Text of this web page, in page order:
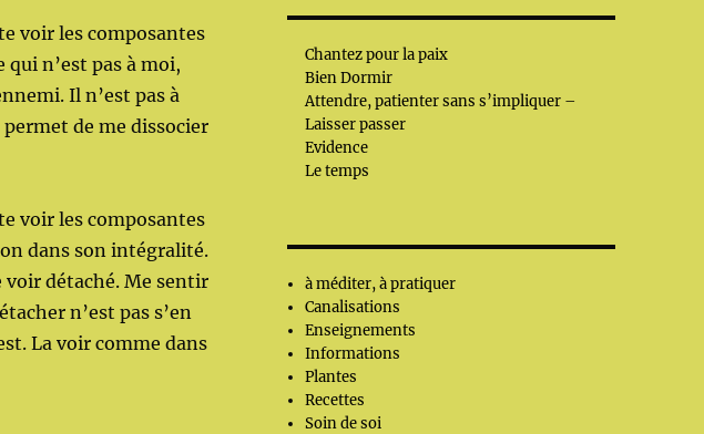
voir les composantes
n’est pas à moi,
Il n’est pas à
de me dissocier
voir les composantes
dans son intégralité.
détaché. Me sentir
n’est pas s’en
La voir comme dans
Chantez pour la paix
Bien Dormir
Attendre, patienter sans s’impliquer –
Laisser passer
Evidence
Le temps
à méditer, à pratiquer
Canalisations
Enseignements
Informations
Plantes
Recettes
Soin de soi